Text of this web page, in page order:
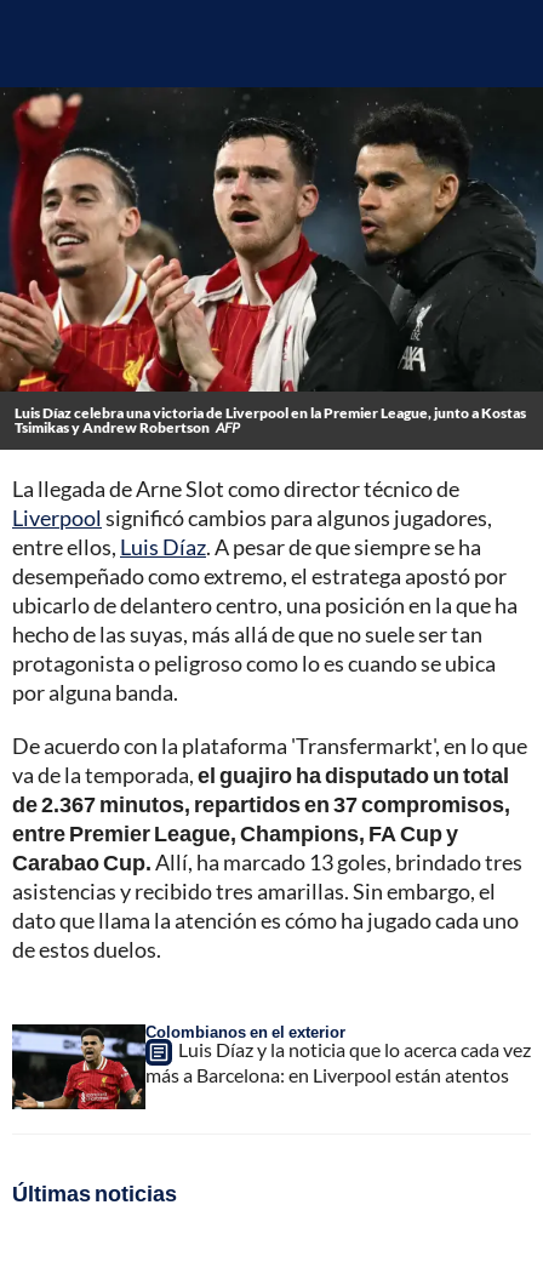
Luis Díaz celebra una victoria de Liverpool en la Premier League, junto a Kostas
Tsimikas y Andrew Robertson AFP
La llegada de Arne Slot como director técnico de
Liverpoolsignificó cambios para algunos jugadores,
entre ellos, Luis Díaz. A pesar de que siempre se ha
desempeñado como extremo, el estratega apostó por
ubicarlo de delantero centro, una posición en la que ha
hecho de las suyas, más allá de que no suele ser tan
protagonista o peligroso como lo es cuando se ubica
por alguna banda.
De acuerdo con la plataforma 'Transfermarkt', en lo que
va de la temporada,el guajiro ha disputado un total
de 2.367 minutos, repartidos en 37 compromisos,
entre Premier League, Champions, FA Cup y
Carabao Cup.Allí, ha marcado 13 goles, brindado tres
asistencias y recibido tres amarillas. Sin embargo, el
dato que llama la atención es cómo ha jugado cada uno
de estos duelos.
Colombianos en el exterior
Luis Díaz y la noticia que lo acerca cada vez
más a Barcelona: en Liverpool están atentos
Últimas noticias